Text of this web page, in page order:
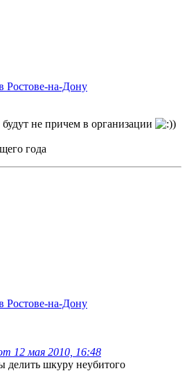
Ростове-на-Дону
не причем в организации
)
года
Ростове-на-Дону
12 мая 2010, 16:48
делить шкуру неубитого